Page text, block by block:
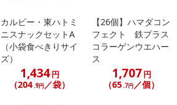
カルビー・東ハトミ
ニスナックセットA
（小袋食べきりサイ
ズ）
1,434円
（204.9円／袋）
【26個】ハマダコン
フェクト 鉄プラス
コラーゲンウエハー
ス
1,707円
（65.7円／個）